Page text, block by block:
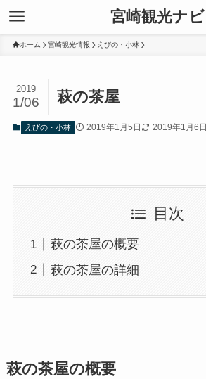
宮崎観光ナビ
ホーム 宮崎観光情報 えびの・小林
萩の茶屋
2019
1/06
えびの・小林 2019年1月5日 2019年1月6日
目次
萩の茶屋の概要
萩の茶屋の詳細
萩の茶屋の概要